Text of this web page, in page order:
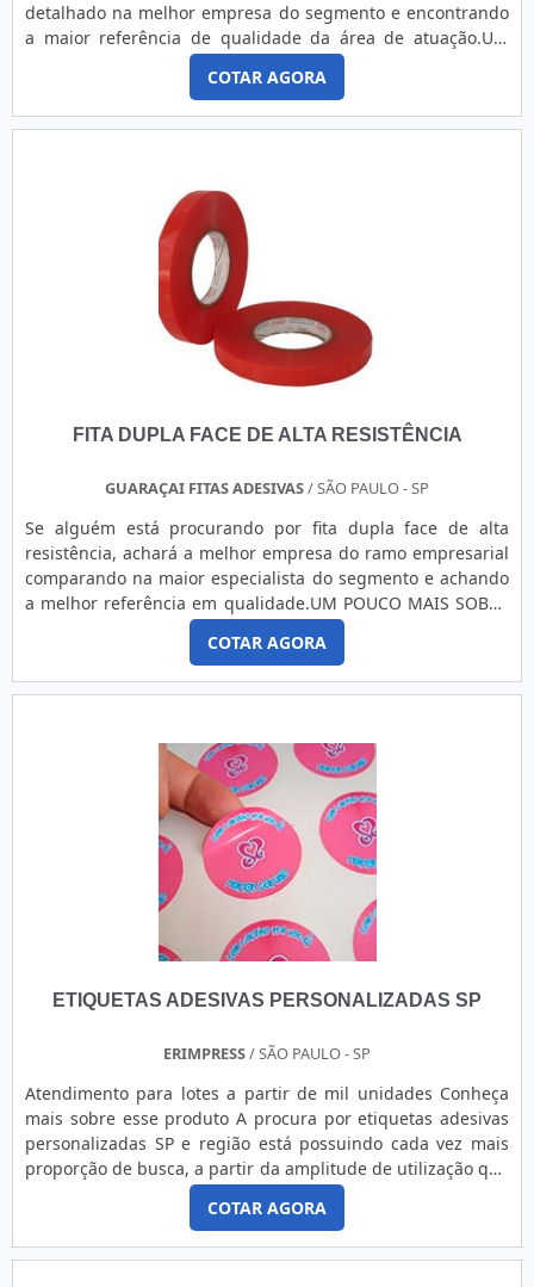
detalhado na melhor empresa do segmento e encontrando
a maior referência de qualidade da área de atuação.UM
POUCO MAIS SOBRE FITA ADESIVA DUPLA FACE EXTRA
FORTEQuem está à procura de fita adesiva dupla face extra
forte uma empresa inovadora, descobre o site da Guaraçai
Fitas Adesivas. Disponibilizando para os clientes fita
melhor em tecnologia ao cliente.Ainda tratando-se de fita
adesiva dupla face extra forte, é importante buscar uma
empresa que tenha produtos e serviços com ótima
qualidade e proteção, pontos importantes que ficam de fora
no planejamento de empresas que visam apenas o lucro,
deixando a desejar nos outros fatores.É importante lembrar
que o produto deve sempre ser adquirido com empresas
especializadas no segmento. Esse tipo de cuidado ajuda a
garantir a qualidade e durabilidade dos materiais, além de
que não cumprem com suas funções adequadamente.
diversos motivos para a Guaraçai Fitas Adesivas ter se
entrega confiança e serviços de qualidade. Alguns desses
motivos são: Equipe multidisciplinar de consultores
associados; Profissionais com vasta experiência na área de
atuação; Equipe de alta qualidade; Escritório de alta
qualidade onde são realizadas as atividades; Grande
estoque de matéria prima; Equipamentos de última
geração. EFICIÊNCIA E QUALIDADE COMPROVADASSomente
de fita adesiva dupla face extra forte. Os clientes encontram
itens como fita dupla face refilada e fita dupla face 19mm x
20m.É reconhecida por ser uma empresa comprometida
com seus serviços e uma empresa responsável, conquistas
adquiridas porque investiu em uma estrutura que hoje
conta com escritório de alta qualidade onde são realizadas
as atividades e biblioteca técnica de apoio. Todos esses
fatores, agregados a uma equipe multidisciplinar de
consultores associados e colaboradores eficientes,
comprova sua essência de trazer o melhor para todos os
clientes.
COTAR AGORA
FITA DUPLA FACE DE ALTA RESISTÊNCIA
GUARAÇAI FITAS ADESIVAS/ SÃO PAULO - SP
Se alguém está procurando por fita dupla face de alta
resistência, achará a melhor empresa do ramo empresarial
comparando na maior especialista do segmento e achando
a melhor referência em qualidade.UM POUCO MAIS SOBRE
A FITA DUPLA FACE DE ALTA RESISTÊNCIAQuem está à
procura de fita dupla face de alta resistência em uma
empresa que preza pela segurança, encontra o site da
Guaraçai Fitas Adesivas. A empresa trabalha com fita
melhor em tecnologia ao cliente.Ainda focando na
qualidade em fita dupla face de alta resistência, é
importante buscar uma empresa que tenha produtos e
serviços com ótima qualidade e proteção, detalhes
primordiais que são deixados de lado por muitas empresas
que não focam na fidelização do cliente.É importante
lembrar que o produto deve ser adquirido com empresas
especializadas. Esse tipo de cuidado ajuda a garantir a
qualidade e durabilidade dos materiais, além de evitar
não cumprem com suas funções adequadamente. Assim, é
motivos para a Guaraçai Fitas Adesivas ter se tornado
confiança e serviços de qualidade. Alguns desses motivos
são: Equipe multidisciplinar de consultores associados;
Profissionais com vasta experiência na área de atuação;
Equipe de alta qualidade; Escritório de alta qualidade onde
são realizadas as atividades; Grande estoque de matéria
prima; Equipamentos de última geração. A MAIOR
REFERÊNCIA NO SEGMENTOApenas na Guaraçai Fitas
COTAR AGORA
ETIQUETAS ADESIVAS PERSONALIZADAS SP
ERIMPRESS/ SÃO PAULO - SP
Atendimento para lotes a partir de mil unidades Conheça
mais sobre esse produto A procura por etiquetas adesivas
personalizadas SP e região está possuindo cada vez mais
proporção de busca, a partir da amplitude de utilização que
os produtos passaram a oferecer. Essas etiquetas são
confeccionadas de acordo com a demanda do cliente,
podendo ter variação de as matérias-primas, tamanhos e
formatos. Essas etiquetas também disponibilizam a varia....
COTAR AGORA